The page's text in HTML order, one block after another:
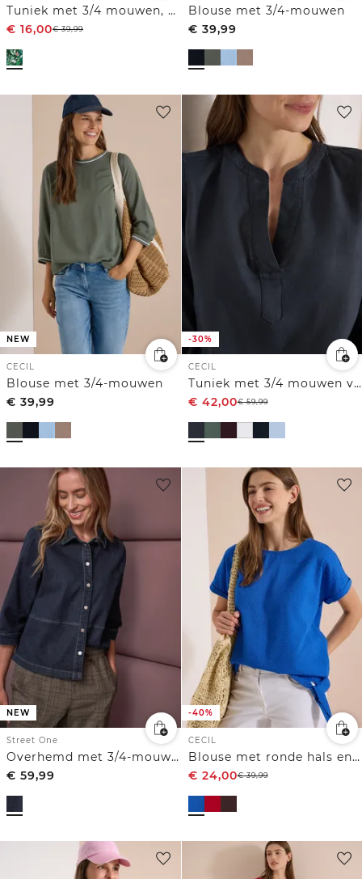
Tuniek met 3/4 mouwen, gespleten hals en print
€ 16,00€39,99
Blouse met 3/4-mouwen
€ 39,99
NEW
CECIL
Blouse met 3/4-mouwen
€ 39,99
-30%
CECIL
Tuniek met 3/4 mouwen van puur linnen
€ 42,00€59,99
NEW
Street One
Overhemd met 3/4-mouwen en knoopsluiting
€ 59,99
-40%
CECIL
Blouse met ronde hals en knoopdetail
€ 24,00€39,99